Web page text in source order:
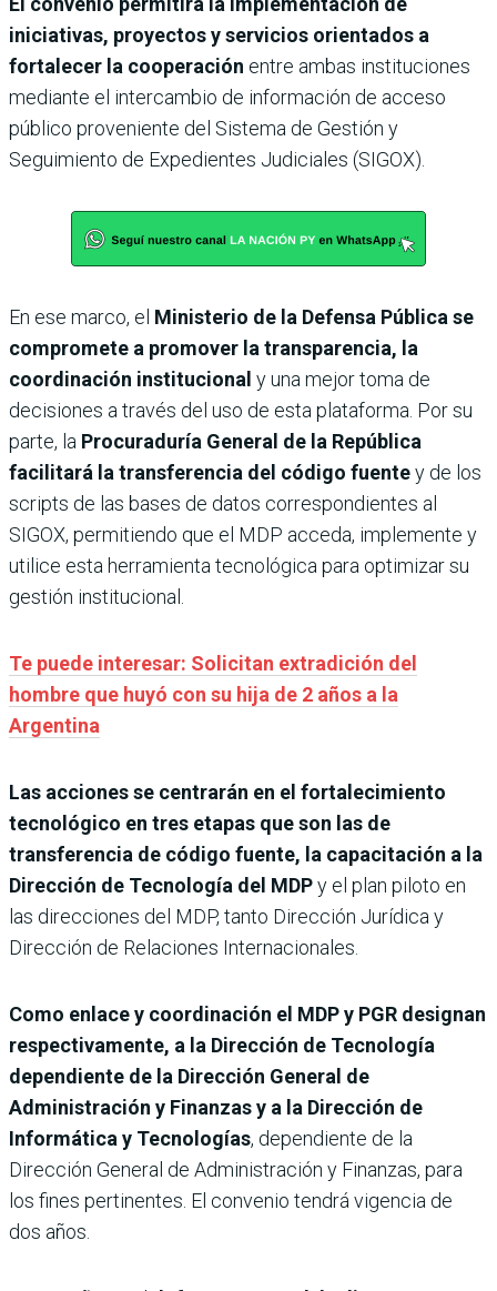
iniciativas, proyectos y servicios orientados a
fortalecer la cooperación entre ambas instituciones
mediante el intercambio de información de acceso
público proveniente del Sistema de Gestión y
Seguimiento de Expedientes Judiciales (SIGOX).
En ese marco, el Ministerio de la Defensa Pública se
compromete a promover la transparencia, la
coordinación institucional y una mejor toma de
decisiones a través del uso de esta plataforma. Por su
parte, la Procuraduría General de la República
facilitará la transferencia del código fuentey de los
scripts de las bases de datos correspondientes al
SIGOX, permitiendo que el MDP acceda, implemente y
utilice esta herramienta tecnológica para optimizar su
gestión institucional.
Te puede interesar: Solicitan extradición del
hombre que huyó con su hija de 2 años a la
Argentina
Las acciones se centrarán en el fortalecimiento
tecnológico en tres etapas que son las de
transferencia de código fuente, la capacitación a la
Dirección de Tecnología del MDPy el plan piloto en
las direcciones del MDP, tanto Dirección Jurídica y
Dirección de Relaciones Internacionales.
Como enlace y coordinación el MDP y PGR designan
respectivamente, a la Dirección de Tecnología
dependiente de la Dirección General de
Administración y Finanzas y a la Dirección de
Informática y Tecnologías, dependiente de la
Dirección General de Administración y Finanzas, para
los fines pertinentes. El convenio tendrá vigencia de
dos años.